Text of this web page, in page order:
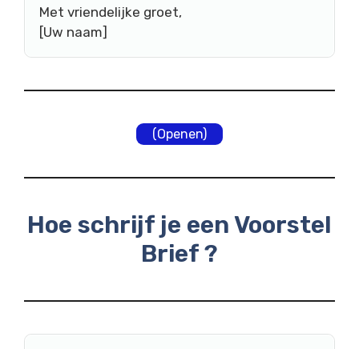
Met vriendelijke groet,
[Uw naam]
(Openen)
Hoe schrijf je een Voorstel
Brief ?